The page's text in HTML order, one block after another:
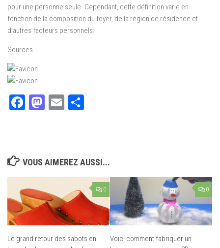
pour une personne seule. Cependant, cette définition varie en
fonction de la composition du foyer, de la région de résidence et
d’autres facteurs personnels.
Sources
Facebook
Mastodon
Email
VOUS AIMEREZ AUSSI...
0
Le grand retour des sabots en
0
Voici comment fabriquer un